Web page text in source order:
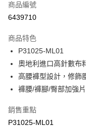
信用卡分期付款
合作金庫商業銀行
華南商業銀行
上海商業儲蓄銀行
國泰世華商業銀行
臺灣中小企業銀行
聯邦商業銀行
LINE Pay
Apple Pay
全盈+PAY
商品編號
6439710
商品特色
P31025-ML01
奧地利進口高針數布
高腰褲型設計，修飾
褲腰/褲腳/臀部加強
銷售重點
P31025-ML01